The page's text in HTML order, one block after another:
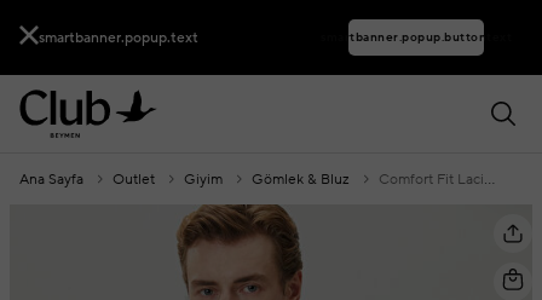
smartbanner.popup.text smartbanner.popup.buttontext
Ana Sayfa Outlet Giyim Gömlek & Bluz Comfort Fit Lacivert Keten Gömlek